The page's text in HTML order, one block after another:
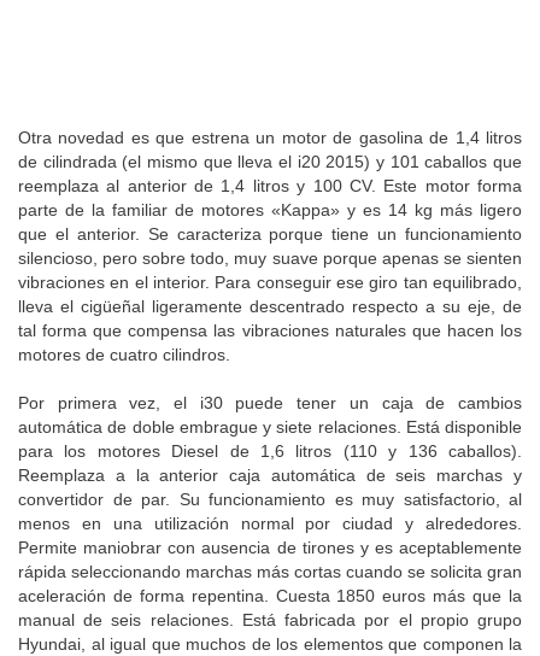
Otra novedad es que estrena un motor de gasolina de 1,4 litros
de cilindrada (el mismo que lleva el i20 2015) y 101 caballos que
reemplaza al anterior de 1,4 litros y 100 CV. Este motor forma
parte de la familiar de motores «Kappa» y es 14 kg más ligero
que el anterior. Se caracteriza porque tiene un funcionamiento
silencioso, pero sobre todo, muy suave porque apenas se sienten
vibraciones en el interior. Para conseguir ese giro tan equilibrado,
lleva el cigüeñal ligeramente descentrado respecto a su eje, de
tal forma que compensa las vibraciones naturales que hacen los
motores de cuatro cilindros.
Por primera vez, el i30 puede tener un caja de cambios
automática de doble embrague y siete relaciones. Está disponible
para los motores Diesel de 1,6 litros (110 y 136 caballos).
Reemplaza a la anterior caja automática de seis marchas y
convertidor de par. Su funcionamiento es muy satisfactorio, al
menos en una utilización normal por ciudad y alrededores.
Permite maniobrar con ausencia de tirones y es aceptablemente
rápida seleccionando marchas más cortas cuando se solicita gran
aceleración de forma repentina. Cuesta 1850 euros más que la
manual de seis relaciones. Está fabricada por el propio grupo
Hyundai, al igual que muchos de los elementos que componen la